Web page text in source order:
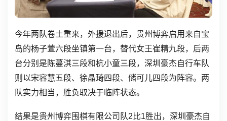
今年两队卷土重来，外援退出后，贵州博弈启用来自宝
岛的杨子萱六段坐镇第一台，替代女王崔精九段，后两
台分别是陈蔓淇三段和杭小童三段，深圳豪杰自行车队
则以宋容慧五段、徐晶琦四段、储可儿四段为阵容。两
队实力相当，胜负取决于临阵状态。
结果是贵州博弈围棋有限公司队2比1胜出，深圳豪杰自